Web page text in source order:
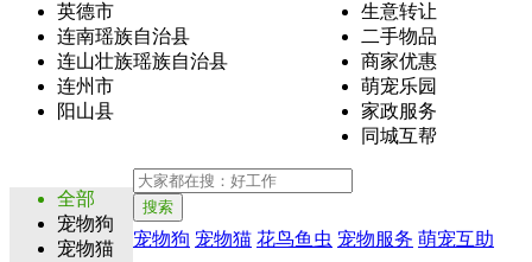
英德市
连南瑶族自治县
连山壮族瑶族自治县
连州市
阳山县
生意转让
二手物品
商家优惠
萌宠乐园
家政服务
同城互帮
全部
宠物狗
宠物猫
搜索
宠物狗 宠物猫 花鸟鱼虫 宠物服务 萌宠互助